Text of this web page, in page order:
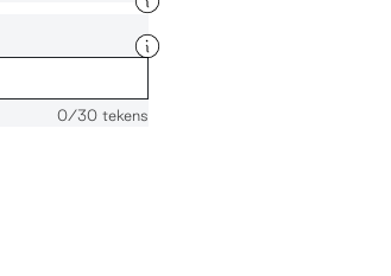
0/30 tekens